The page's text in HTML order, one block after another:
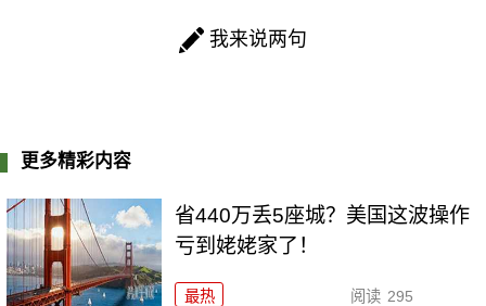
我来说两句
更多精彩内容
省440万丢5座城？美国这波操作
亏到姥姥家了！
最热 阅读 295